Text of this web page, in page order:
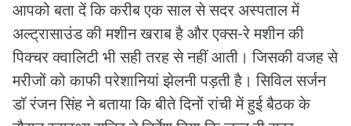
आपको बता दें कि करीब एक साल से सदर अस्पताल में
अल्ट्रासाउंड की मशीन खराब है और एक्स-रे मशीन की
पिक्चर क्वालिटी भी सही तरह से नहीं आती। जिसकी वजह से
मरीजों को काफी परेशानियां झेलनी पड़ती है। सिविल सर्जन
डॉ रंजन सिंह ने बताया कि बीते दिनों रांची में हुई बैठक के